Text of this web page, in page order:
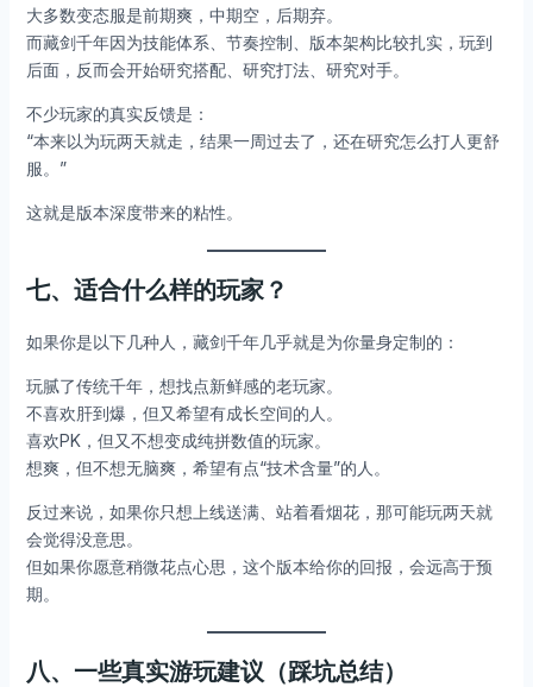
大多数变态服是前期爽，中期空，后期弃。
而藏剑千年因为技能体系、节奏控制、版本架构比较扎实，玩到
后面，反而会开始研究搭配、研究打法、研究对手。
不少玩家的真实反馈是：
“本来以为玩两天就走，结果一周过去了，还在研究怎么打人更舒
服。”
这就是版本深度带来的粘性。
七、适合什么样的玩家？
如果你是以下几种人，藏剑千年几乎就是为你量身定制的：
玩腻了传统千年，想找点新鲜感的老玩家。
不喜欢肝到爆，但又希望有成长空间的人。
喜欢PK，但又不想变成纯拼数值的玩家。
想爽，但不想无脑爽，希望有点“技术含量”的人。
反过来说，如果你只想上线送满、站着看烟花，那可能玩两天就
会觉得没意思。
但如果你愿意稍微花点心思，这个版本给你的回报，会远高于预
期。
八、一些真实游玩建议（踩坑总结）